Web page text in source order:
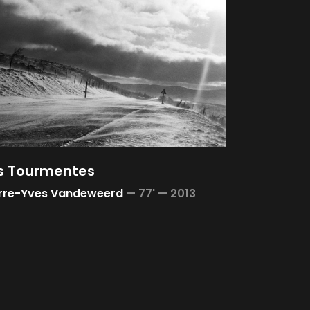
Tourmentes
Yves Vandeweerd — 77' — 2013